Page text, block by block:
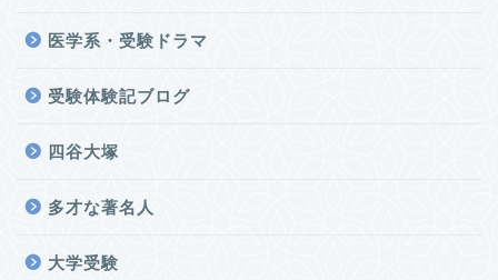
医学系・受験ドラマ
受験体験記ブログ
四谷大塚
多才な著名人
大学受験